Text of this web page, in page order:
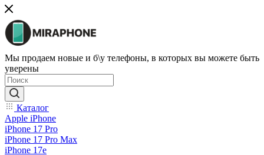
Мы продаем новые и б\у телефоны, в которых вы можете быть
уверены
Каталог
Apple iPhone
iPhone 17 Pro
iPhone 17 Pro Max
iPhone 17e